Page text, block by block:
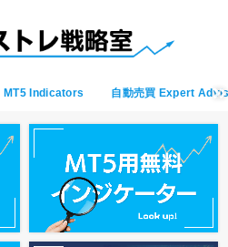
MT5 Indicators 自動売買 Expert